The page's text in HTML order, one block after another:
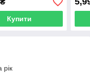
Купити
рік